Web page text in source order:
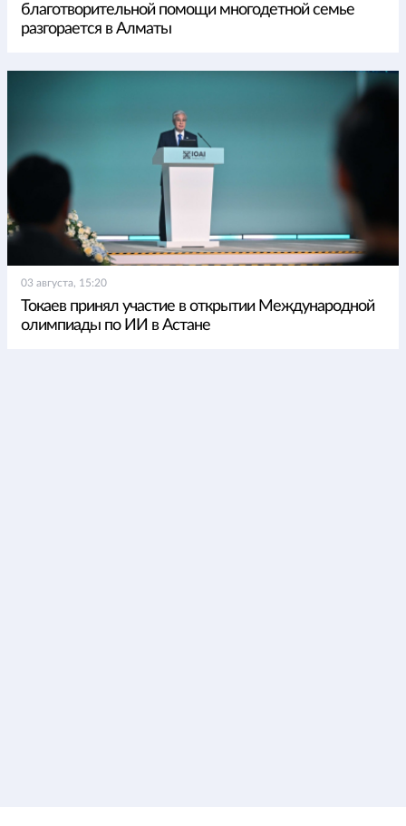
благотворительной помощи многодетной семье
разгорается в Алматы
03 августа, 15:20
Токаев принял участие в открытии Международной
олимпиады по ИИ в Астане